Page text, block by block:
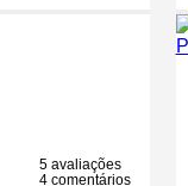
5 avaliações
4 comentários